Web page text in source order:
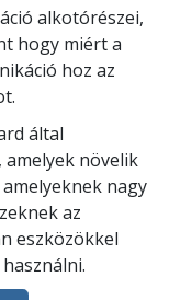
alkotórészei,
hogy miért a
hoz az
által
növelik
nagy
az
eszközökkel